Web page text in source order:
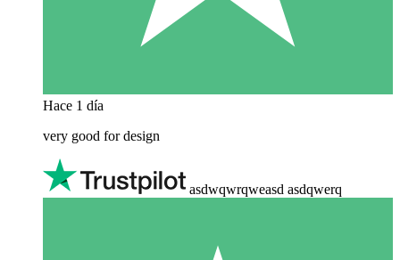
Hace 1 día
very good for design
asdwqwrqweasd asdqwerq